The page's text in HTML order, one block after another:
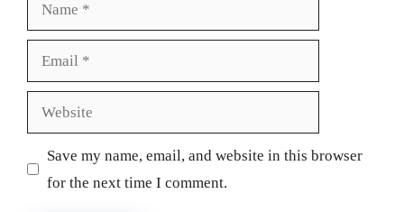
Website
Save my name, email, and website in this browser
for the next time I comment.